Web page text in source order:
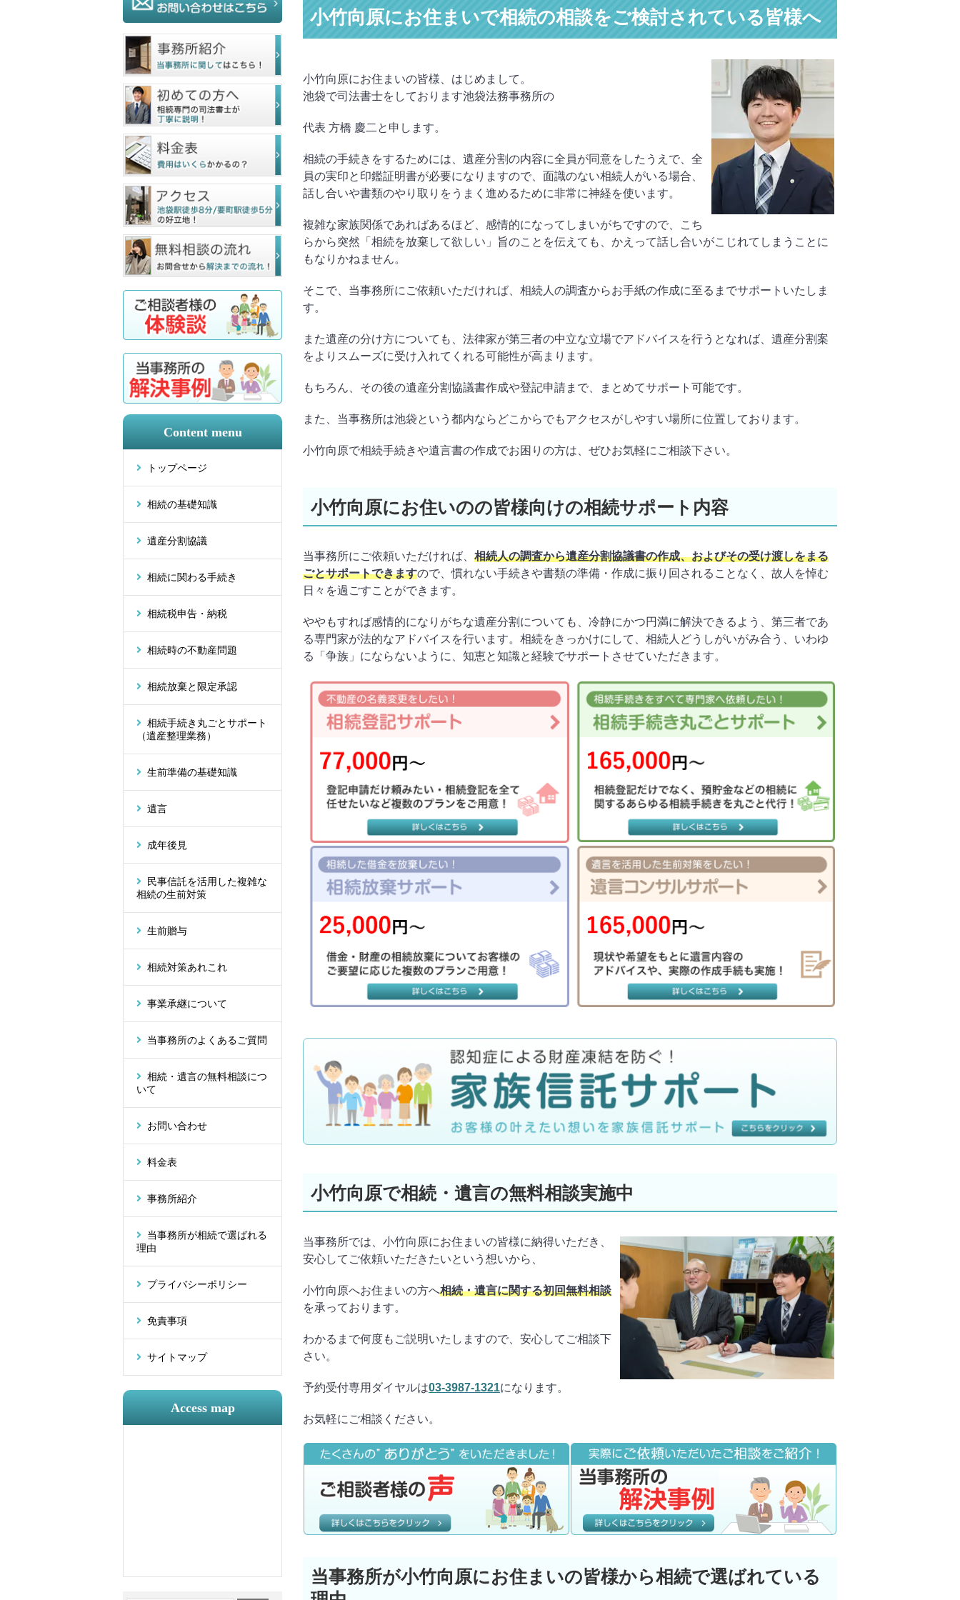
小竹向原にお住まいで相続の相談をご検討されている皆様へ
小竹向原にお住まいの皆様、はじめまして。
池袋で司法書士をしております池袋法務事務所の
代表 方橋 慶二と申します。
相続の手続きをするためには、遺産分割の内容に全員が同意をしたうえで、全
員の実印と印鑑証明書が必要になりますので、面識のない相続人がいる場合、
話し合いや書類のやり取りをうまく進めるために非常に神経を使います。
複雑な家族関係であればあるほど、感情的になってしまいがちですので、こち
らから突然「相続を放棄して欲しい」旨のことを伝えても、かえって話し合いがこじれてしまうことに
もなりかねません。
そこで、当事務所にご依頼いただければ、相続人の調査からお手紙の作成に至るまでサポートいたしま
す。
また遺産の分け方についても、法律家が第三者の中立な立場でアドバイスを行うとなれば、遺産分割案
をよりスムーズに受け入れてくれる可能性が高まります。
もちろん、その後の遺産分割協議書作成や登記申請まで、まとめてサポート可能です。
また、当事務所は池袋という都内ならどこからでもアクセスがしやすい場所に位置しております。
小竹向原で相続手続きや遺言書の作成でお困りの方は、ぜひお気軽にご相談下さい。
小竹向原にお住いのの皆様向けの相続サポート内容
当事務所にご依頼いただければ、 相続人の調査から遺産分割協議書の作成、およびその受け渡しをまる
ごとサポートできますので、慣れない手続きや書類の準備・作成に振り回されることなく、故人を悼む
日々を過ごすことができます。
ややもすれば感情的になりがちな遺産分割についても、冷静にかつ円満に解決できるよう、第三者であ
る専門家が法的なアドバイスを行います。相続をきっかけにして、相続人どうしがいがみ合う、いわゆ
る「争族」にならないように、知恵と知識と経験でサポートさせていただきます。
小竹向原で相続・遺言の無料相談実施中
当事務所では、小竹向原にお住まいの皆様に納得いただき、
安心してご依頼いただきたいという想いから、
小竹向原へお住まいの方へ相続・遺言に関する初回無料相談
を承っております。
わかるまで何度もご説明いたしますので、安心してご相談下
さい。
予約受付専用ダイヤルは03-3987-1321になります。
お気軽にご相談ください。
当事務所が小竹向原にお住まいの皆様から相続で選ばれている
Content menu
トップページ
相続の基礎知識
遺産分割協議
相続に関わる手続き
相続税申告・納税
相続時の不動産問題
相続放棄と限定承認
相続手続き丸ごとサポート
（遺産整理業務）
生前準備の基礎知識
遺言
成年後見
民事信託を活用した複雑な
相続の生前対策
生前贈与
相続対策あれこれ
事業承継について
当事務所のよくあるご質問
相続・遺言の無料相談につ
いて
お問い合わせ
料金表
事務所紹介
当事務所が相続で選ばれる
理由
プライバシーポリシー
免責事項
サイトマップ
Access map